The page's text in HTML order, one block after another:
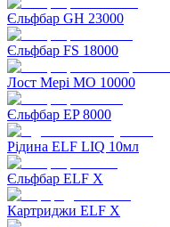
Єльфбар GH 23000
Єльфбар FS 18000
Лост Мері MO 10000
Єльфбар EP 8000
Рідина ELF LIQ 10мл
Єльфбар ELF X
Картриджи ELF X